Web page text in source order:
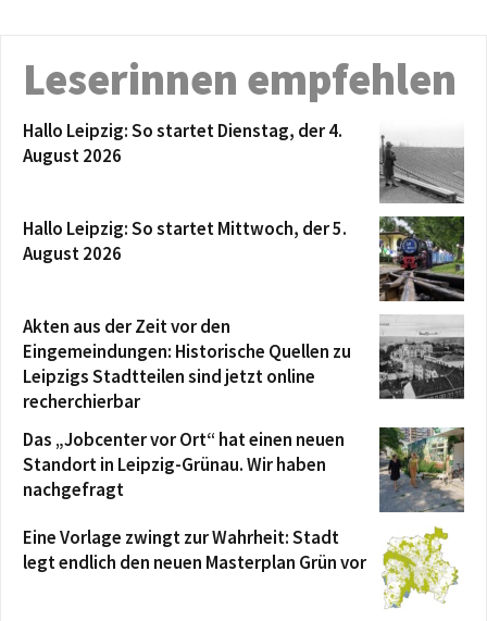
Leserinnen empfehlen
Hallo Leipzig: So startet Dienstag, der 4.
August 2026
Hallo Leipzig: So startet Mittwoch, der 5.
August 2026
Akten aus der Zeit vor den
Eingemeindungen: Historische Quellen zu
Leipzigs Stadtteilen sind jetzt online
recherchierbar
Das „Jobcenter vor Ort“ hat einen neuen
Standort in Leipzig-Grünau. Wir haben
nachgefragt
Eine Vorlage zwingt zur Wahrheit: Stadt
legt endlich den neuen Masterplan Grün vor